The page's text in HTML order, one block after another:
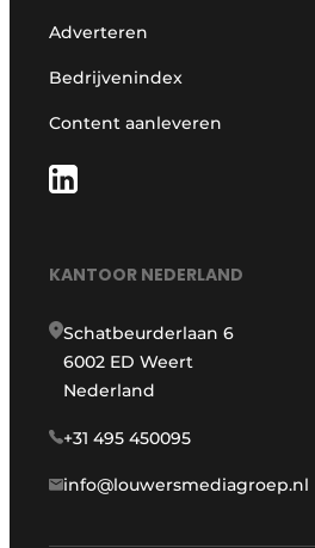
Adverteren
Bedrijvenindex
Content aanleveren
KANTOOR NEDERLAND
Schatbeurderlaan 6
6002 ED Weert
Nederland
+31 495 450095
info@louwersmediagroep.nl